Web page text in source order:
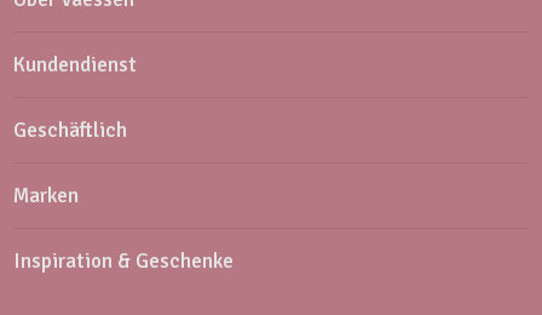
Kundendienst
Geschäftlich
Marken
Inspiration & Geschenke